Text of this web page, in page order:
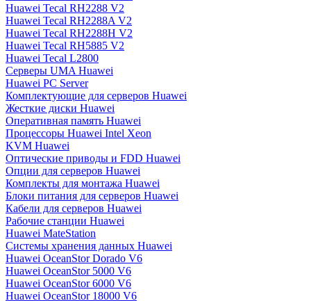
Huawei Tecal RH2288 V2
Huawei Tecal RH2288A V2
Huawei Tecal RH2288H V2
Huawei Tecal RH5885 V2
Huawei Tecal L2800
Серверы UMA Huawei
Huawei PC Server
Комплектующие для серверов Huawei
Жесткие диски Huawei
Оперативная память Huawei
Процессоры Huawei Intel Xeon
KVM Huawei
Оптические приводы и FDD Huawei
Опции для серверов Huawei
Комплекты для монтажа Huawei
Блоки питания для серверов Huawei
Кабели для серверов Huawei
Рабочие станции Huawei
Huawei MateStation
Системы хранения данных Huawei
Huawei OceanStor Dorado V6
Huawei OceanStor 5000 V6
Huawei OceanStor 6000 V6
Huawei OceanStor 18000 V6